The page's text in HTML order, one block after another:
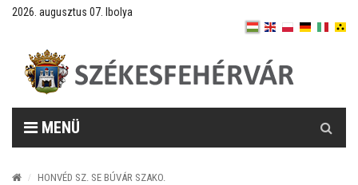
2026. augusztus 07. Ibolya
MENÜ
HONVÉD SZ. SE BÚVÁR SZAKO.